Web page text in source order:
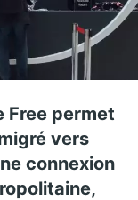
Free permet
vers
connexion